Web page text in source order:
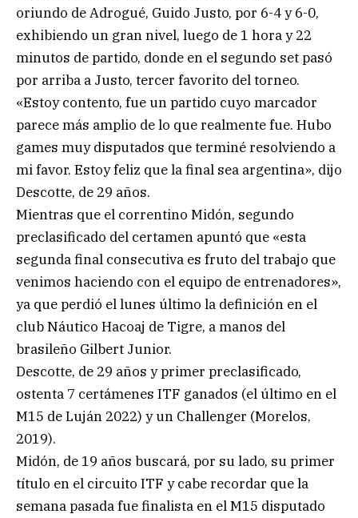
oriundo de Adrogué, Guido Justo, por 6-4 y 6-0,
exhibiendo un gran nivel, luego de 1 hora y 22
minutos de partido, donde en el segundo set pasó
por arriba a Justo, tercer favorito del torneo.
«Estoy contento, fue un partido cuyo marcador
parece más amplio de lo que realmente fue. Hubo
games muy disputados que terminé resolviendo a
mi favor. Estoy feliz que la final sea argentina», dijo
Descotte, de 29 años.
Mientras que el correntino Midón, segundo
preclasificado del certamen apuntó que «esta
segunda final consecutiva es fruto del trabajo que
venimos haciendo con el equipo de entrenadores»,
ya que perdió el lunes último la definición en el
club Náutico Hacoaj de Tigre, a manos del
brasileño Gilbert Junior.
Descotte, de 29 años y primer preclasificado,
ostenta 7 certámenes ITF ganados (el último en el
M15 de Luján 2022) y un Challenger (Morelos,
2019).
Midón, de 19 años buscará, por su lado, su primer
título en el circuito ITF y cabe recordar que la
semana pasada fue finalista en el M15 disputado